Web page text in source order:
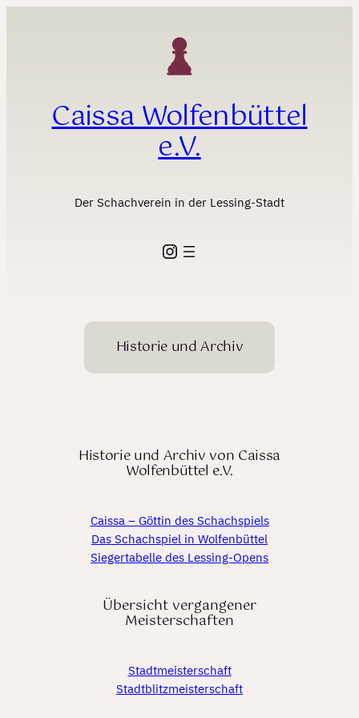
Caissa Wolfenbüttel
e.V.
Der Schachverein in der Lessing-Stadt
Instagram
Historie und Archiv
Historie und Archiv von Caissa
Wolfenbüttel e.V.
Caissa – Göttin des Schachspiels
Das Schachspiel in Wolfenbüttel
Siegertabelle des Lessing-Opens
Übersicht vergangener
Meisterschaften
Stadtmeisterschaft
Stadtblitzmeisterschaft